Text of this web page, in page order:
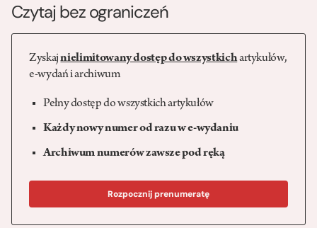
Czytaj bez ograniczeń
Zyskajnielimitowany dostęp do wszystkichartykułów,
e-wydań i archiwum
Pełny dostęp do wszystkich artykułów
Każdy nowy numer od razu w e-wydaniu
Archiwum numerów zawsze pod ręką
Rozpocznij prenumeratę